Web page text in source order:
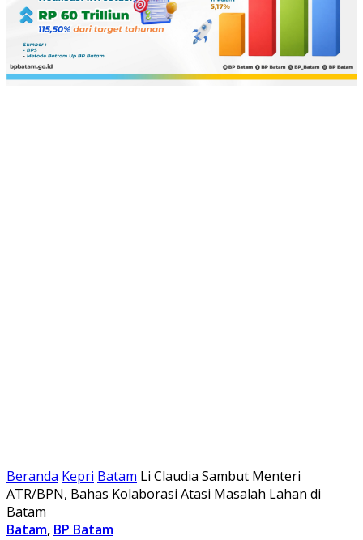
Beranda Kepri Batam Li Claudia Sambut Menteri
ATR/BPN, Bahas Kolaborasi Atasi Masalah Lahan di
Batam
Batam, BP Batam